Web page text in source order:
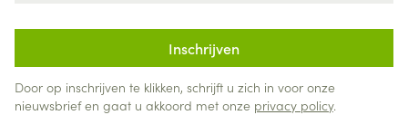
Inschrijven
Door op inschrijven te klikken, schrijft u zich in voor onze
nieuwsbrief en gaat u akkoord met onze privacy policy.